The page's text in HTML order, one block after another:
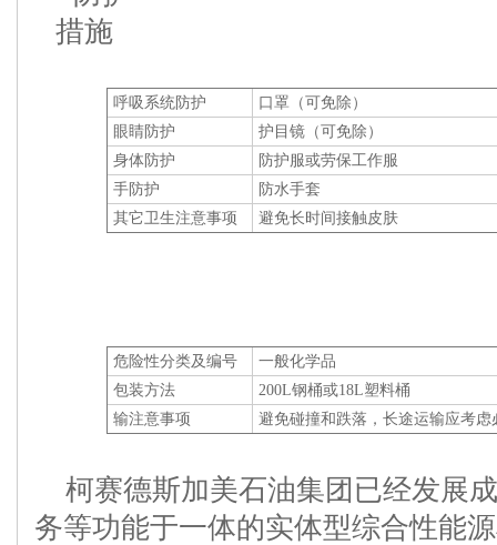
呼吸系统防护
口罩（可免除）
眼睛防护
护目镜（可免除）
身体防护
防护服或劳保工作服
手防护
防水手套
其它卫生注意事项
避免长时间接触皮肤
危险性分类及编号
一般化学品
包装方法
200L钢桶或18L塑料桶
输注意事项
避免碰撞和跌落，长途运输应考虑
柯赛德斯加美石油集团已经发展
务等功能于一体的实体型综合性能